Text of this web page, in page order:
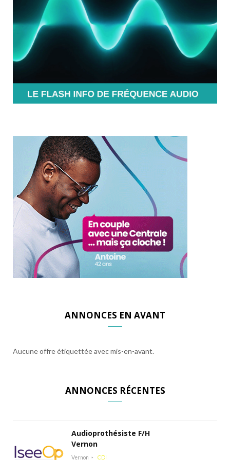
ANNONCES EN AVANT
Aucune offre étiquettée avec mis-en-avant.
ANNONCES RÉCENTES
Audioprothésiste F/H
Vernon
Vernon CDI